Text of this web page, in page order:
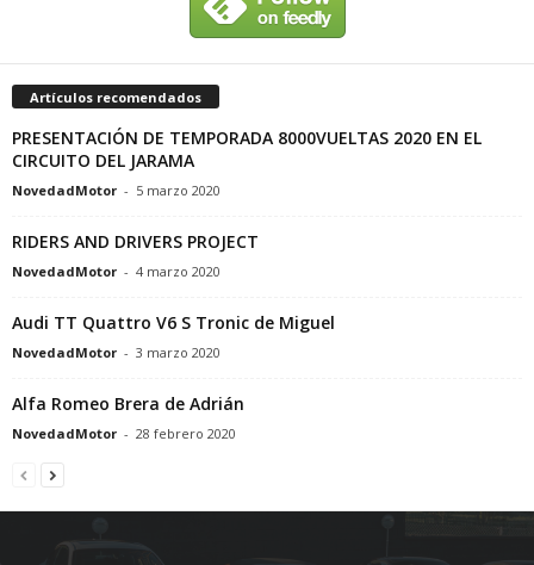
Artículos recomendados
PRESENTACIÓN DE TEMPORADA 8000VUELTAS 2020 EN EL
CIRCUITO DEL JARAMA
NovedadMotor - 5 marzo 2020
RIDERS AND DRIVERS PROJECT
NovedadMotor - 4 marzo 2020
Audi TT Quattro V6 S Tronic de Miguel
NovedadMotor - 3 marzo 2020
Alfa Romeo Brera de Adrián
NovedadMotor - 28 febrero 2020